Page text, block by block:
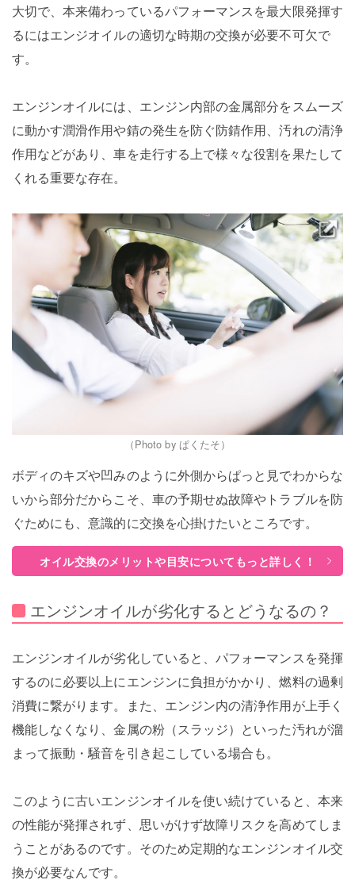
大切で、本来備わっているパフォーマンスを最大限発揮す
るにはエンジオイルの適切な時期の交換が必要不可欠で
す。
エンジンオイルには、エンジン内部の金属部分をスムーズ
に動かす潤滑作用や錆の発生を防ぐ防錆作用、汚れの清浄
作用などがあり、車を走行する上で様々な役割を果たして
くれる重要な存在。
（Photo by ぱくたそ）
ボディのキズや凹みのように外側からぱっと見でわからな
いから部分だからこそ、車の予期せぬ故障やトラブルを防
ぐためにも、意識的に交換を心掛けたいところです。
オイル交換のメリットや目安についてもっと詳しく！
エンジンオイルが劣化するとどうなるの？
エンジンオイルが劣化していると、パフォーマンスを発揮
するのに必要以上にエンジンに負担がかかり、燃料の過剰
消費に繋がります。また、エンジン内の清浄作用が上手く
機能しなくなり、金属の粉（スラッジ）といった汚れが溜
まって振動・騒音を引き起こしている場合も。
このように古いエンジンオイルを使い続けていると、本来
の性能が発揮されず、思いがけず故障リスクを高めてしま
うことがあるのです。そのため定期的なエンジンオイル交
換が必要なんです。